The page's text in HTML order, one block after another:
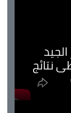
نتائج